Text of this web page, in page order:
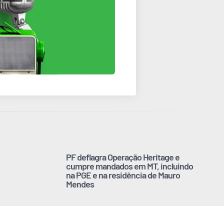
PF deflagra Operação Heritage e
cumpre mandados em MT, incluindo
na PGE e na residência de Mauro
Mendes